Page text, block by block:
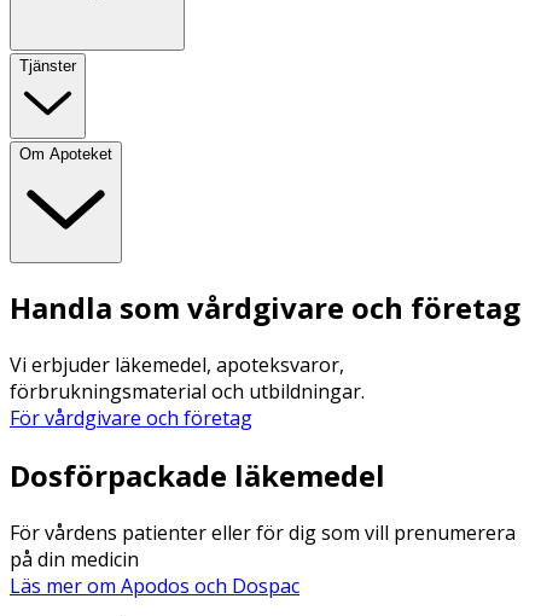
Tjänster
Om Apoteket
Handla som vårdgivare och företag
Vi erbjuder läkemedel, apoteksvaror,
förbrukningsmaterial och utbildningar.
För vårdgivare och företag
Dosförpackade läkemedel
För vårdens patienter eller för dig som vill prenumerera
på din medicin
Läs mer om Apodos och Dospac